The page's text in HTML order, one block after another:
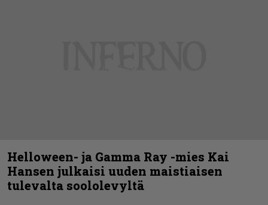
Helloween- ja Gamma Ray -mies Kai
Hansen julkaisi uuden maistiaisen
tulevalta soololevyltä